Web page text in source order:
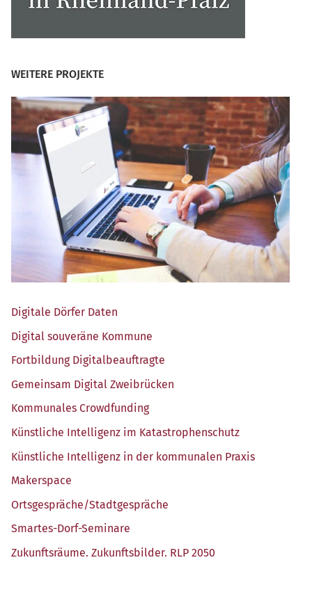
WEITERE PROJEKTE
Digi­ta­le Dör­fer Daten
Digi­tal sou­ve­rä­ne Kommune
Fort­bil­dung Digitalbeauftragte
Gemein­sam Digi­tal Zweibrücken
Kom­mu­na­les Crowdfunding
Künst­li­che Intel­li­genz im Katastrophenschutz
Künst­li­che Intel­li­genz in der kom­mu­na­len Praxis
Maker­space
Ortsgespräche/​Stadtgespräche
Smar­tes-Dorf-Semi­na­re
Zukunfts­räu­me. Zukunfts­bil­der. RLP 2050